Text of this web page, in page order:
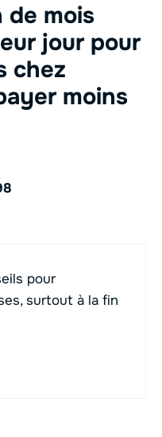
de mois
jour pour
chez
moins
pour
surtout à la fin